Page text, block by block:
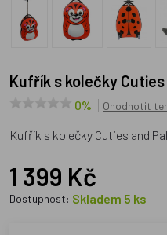
Kufřík s kolečky
0% Ohodnotit
Kufřík s kolečky Cuties and
1 399 Kč
Dostupnost: Skladem 5 ks